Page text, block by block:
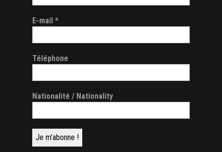
E-mail *
Téléphone
Nationalité / Nationality